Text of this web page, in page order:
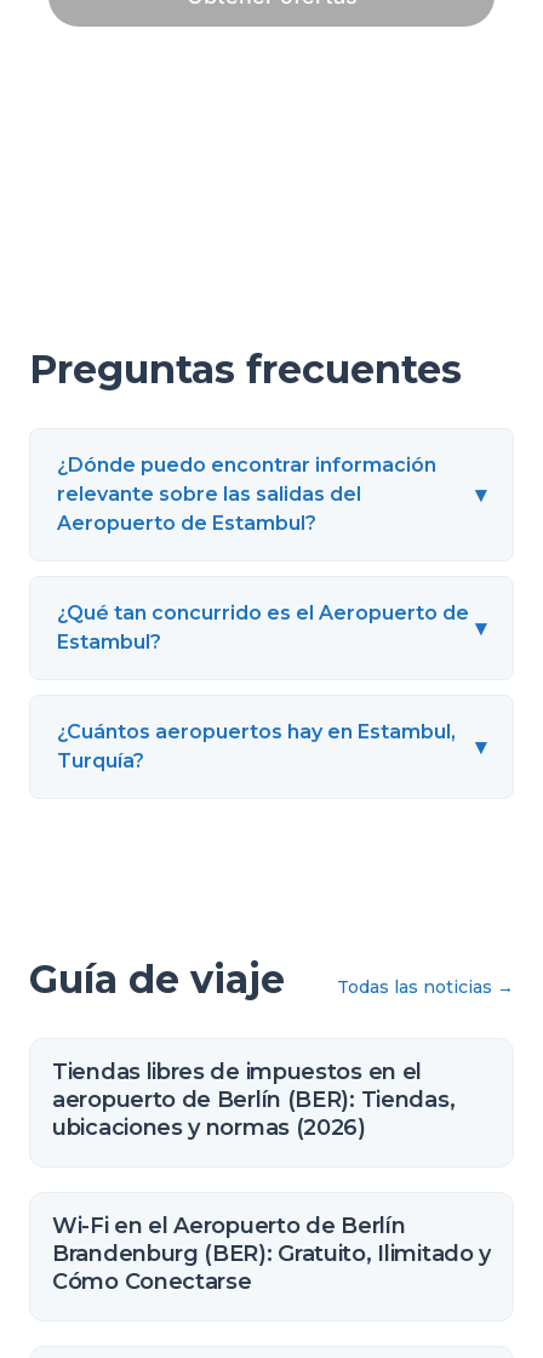
Preguntas frecuentes
¿Dónde puedo encontrar información
relevante sobre las salidas del
Aeropuerto de Estambul?
▾
¿Qué tan concurrido es el Aeropuerto de
Estambul?
▾
¿Cuántos aeropuertos hay en Estambul,
Turquía?
▾
Guía de viaje Todas las noticias →
Tiendas libres de impuestos en el
aeropuerto de Berlín (BER): Tiendas,
ubicaciones y normas (2026)
Wi-Fi en el Aeropuerto de Berlín
Brandenburg (BER): Gratuito, Ilimitado y
Cómo Conectarse